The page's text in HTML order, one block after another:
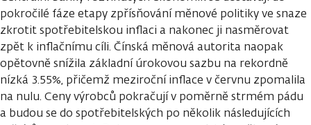
pokročilé fáze etapy zpřísňování měnové politiky ve snaze
zkrotit spotřebitelskou inflaci a nakonec ji nasměrovat
zpět k inflačnímu cíli. Čínská měnová autorita naopak
opětovně snížila základní úrokovou sazbu na rekordně
nízká 3.55%, přičemž meziroční inflace v červnu zpomalila
na nulu. Ceny výrobců pokračují v poměrně strmém pádu
a budou se do spotřebitelských po několik následujících